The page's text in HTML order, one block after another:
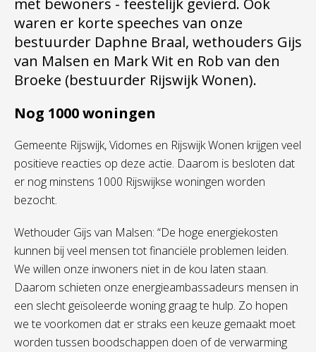
met bewoners - feestelijk gevierd. Ook
waren er korte speeches van onze
bestuurder Daphne Braal, wethouders Gijs
van Malsen en Mark Wit en Rob van den
Broeke (bestuurder Rijswijk Wonen).
Nog 1000 woningen
Gemeente Rijswijk, Vidomes en Rijswijk Wonen krijgen veel
positieve reacties op deze actie. Daarom is besloten dat
er nog minstens 1000 Rijswijkse woningen worden
bezocht.
Wethouder Gijs van Malsen: “De hoge energiekosten
kunnen bij veel mensen tot financiële problemen leiden.
We willen onze inwoners niet in de kou laten staan.
Daarom schieten onze energieambassadeurs mensen in
een slecht geïsoleerde woning graag te hulp. Zo hopen
we te voorkomen dat er straks een keuze gemaakt moet
worden tussen boodschappen doen of de verwarming